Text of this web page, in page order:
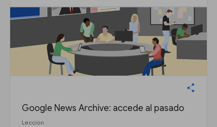
Google News Archive: accede al pasado
Lección